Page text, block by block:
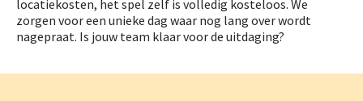
locatiekosten, het spel zelf is volledig kosteloos. We
zorgen voor een unieke dag waar nog lang over wordt
nagepraat. Is jouw team klaar voor de uitdaging?